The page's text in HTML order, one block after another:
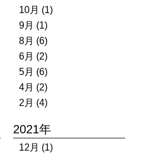
10月 (1)
9月 (1)
8月 (6)
6月 (2)
5月 (6)
4月 (2)
2月 (4)
2021年
12月 (1)